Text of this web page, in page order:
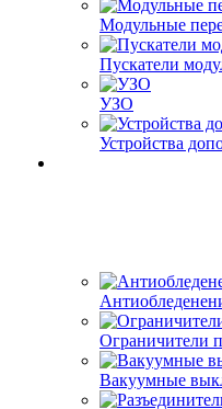
Модульные
Пускатели
УЗО
Устройства
Ограничители
Вакуумные